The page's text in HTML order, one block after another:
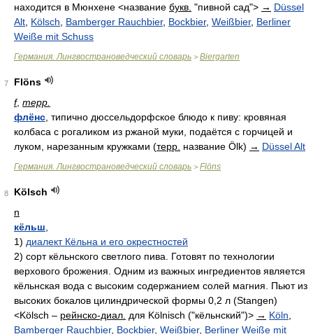
находится в Мюнхене <название букв. "пивной сад"> → Düssel
Alt Kölsch Bamberger Rauchbier, Bockbier, Weißbier, Berliner
Weiße mit Schuss
Германия. Лингвострановедческий словарь > Biergarten
7
Flöns
f, терр.
флёнс , типично дюссельдорфское блюдо к пиву: кровяная
колбаса с рогаликом из ржаной муки, подаётся с горчицей и
луком, нарезанным кружками (терр. название Ölk) → Düssel Alt
Германия. Лингвострановедческий словарь > Flöns
8
Kölsch
n
кёльш
1) диалект Кёльна и его окрестностей
2) сорт кёльнского светлого пива. Готовят по технологии
верхового брожения. Одним из важных ингредиентов является
кёльнская вода с высоким содержанием солей магния. Пьют из
высоких бокалов цилиндрической формы 0,2 л (Stangen)
<Kölsch – рейнско-диал. для Kölnisch ("кёльнский")> → Köln
Bamberger Rauchbier, Bockbier, Weißbier, Berliner Weiße mit